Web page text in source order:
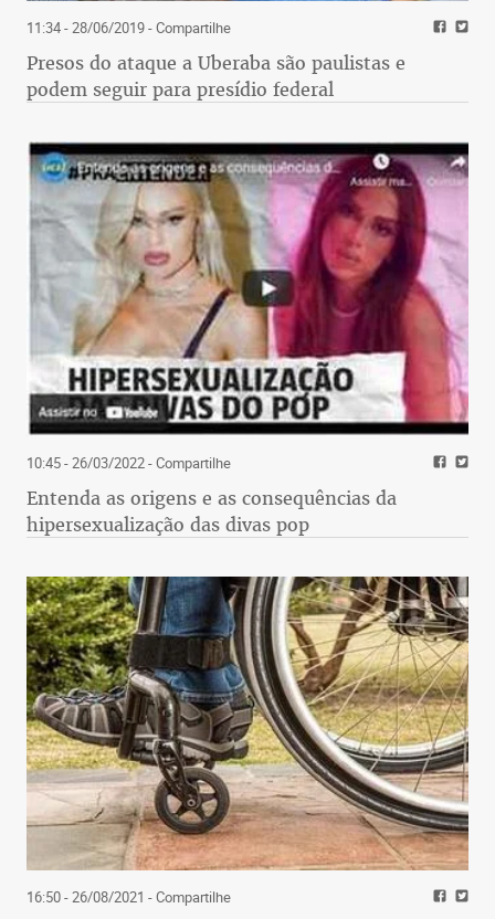
11:34 - 28/06/2019- Compartilhe
Presos do ataque a Uberaba são paulistas e
podem seguir para presídio federal
10:45 - 26/03/2022- Compartilhe
Entenda as origens e as consequências da
hipersexualização das divas pop
16:50 - 26/08/2021 - Compartilhe